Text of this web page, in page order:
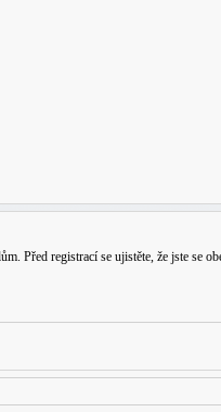
Před registrací se ujistěte, že jste se